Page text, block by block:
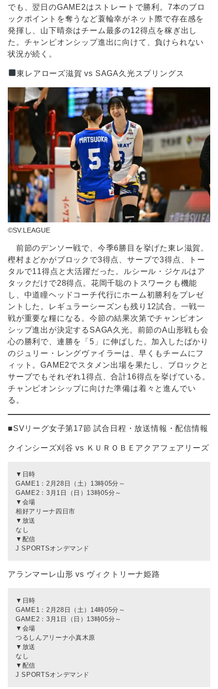
でも、翌日のGAME2はストレートで勝利。7本のブロ
ックポイントを奪うなど蓑輪幸がネット際で存在感を
発揮し、山下晴奈はチーム最多の12得点を稼ぎ出し
た。チャンピオンシップ進出に向けて、負けられない
状況が続く。
東レアローズ滋賀 vs SAGA久光スプリングス
©SV.LEAGUE
前節のデンソー戦で、今季6勝目を挙げた東レ滋賀。
樫村まどかがブロックで3得点、サーブで3得点、トー
タルで11得点と大活躍だった。ルシール・ジケルはア
タックだけで28得点。花岡千聡のトスワークも機能
し、中道瞳ヘッドコーチ代行にホーム初勝利をプレゼ
ントした。レギュラーシーズンも残り12試合。一戦一
戦が重要な糧になる。今節の結果次第でチャンピオン
シップ進出が決定するSAGA久光。前節のA山形戦も会
心の勝利で、連勝を「5」に伸ばした。加入したばかり
のジュリー・レングヴァイラーは、早くもチームにフ
ィット。GAME2でスタメン出場を果たし、ブロックと
サーブでもそれぞれ1得点、合計16得点を挙げている。
チャンピオンシップに向けた準備は着々と進んでい
る。
■SVリーグ女子第17節 試合日程・放送情報・配信情報
クインシーズ刈谷 vs ＫＵＲＯＢＥアクアフェアリーズ
▼日時
GAME1：2月28日（土）13時05分～
GAME2：3月1日（日）13時05分～
▼会場
相好アリーナ四日市
▼放送
なし
▼配信
J SPORTSオンデマンド
アランマーレ山形 vs ヴィクトリーナ姫路
▼日時
GAME1：2月28日（土）14時05分～
GAME2：3月1日（日）13時05分～
▼会場
つるしんアリーナ小真木原
▼放送
なし
▼配信
J SPORTSオンデマンド